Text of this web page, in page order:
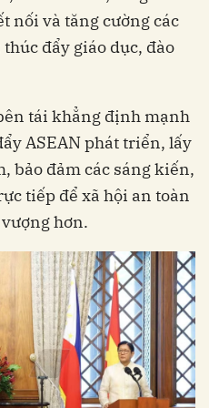
nối và tăng cường các
đẩy giáo dục, đào
tái khẳng định mạnh
ASEAN phát triển, lấy
bảo đảm các sáng kiến,
tiếp để xã hội an toàn
hơn.